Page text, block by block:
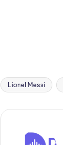
Tags:
Lionel Messi